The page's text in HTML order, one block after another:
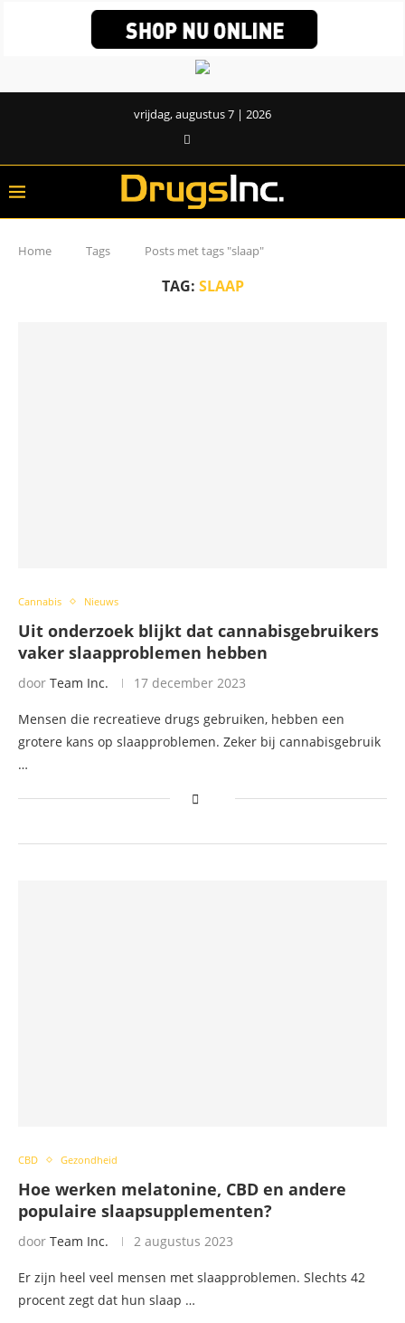
vrijdag, augustus 7 | 2026
Home Tags Posts met tags "slaap"
TAG: SLAAP
Cannabis Nieuws
Uit onderzoek blijkt dat cannabisgebruikers
vaker slaapproblemen hebben
door Team Inc. 17 december 2023
Mensen die recreatieve drugs gebruiken, hebben een
grotere kans op slaapproblemen. Zeker bij cannabisgebruik
…
CBD Gezondheid
Hoe werken melatonine, CBD en andere
populaire slaapsupplementen?
door Team Inc. 2 augustus 2023
Er zijn heel veel mensen met slaapproblemen. Slechts 42
procent zegt dat hun slaap …